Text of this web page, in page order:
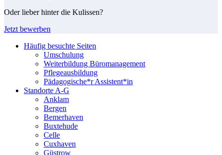
Oder lieber hinter die Kulissen?
Jetzt bewerben
Häufig besuchte Seiten
Umschulung
Weiterbildung Büromanagement
Pflegeausbildung
Pädagogische*r Assistent*in
Standorte A-G
Anklam
Bergen
Bemerhaven
Buxtehude
Celle
Cuxhaven
Güstrow